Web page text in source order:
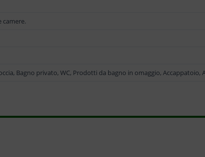
Bagno privato, WC, Prodotti da bagno in omaggio, Accappatoio,